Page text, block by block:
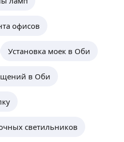
офисов
Установка моек в Оби
в Оби
светильников